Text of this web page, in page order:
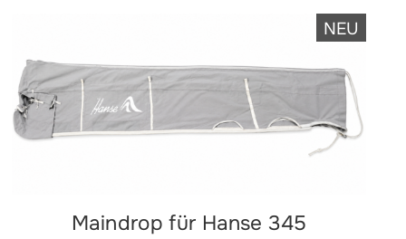
NEU
Maindrop für Hanse 345